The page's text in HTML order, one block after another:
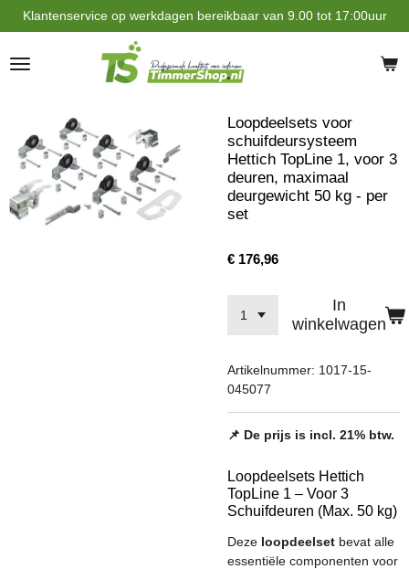
Ga
direct
naar
de
Klantenservice op werkdagen bereikbaar van 9.00 tot 17:00uur
Loopdeelsets voor
schuifdeursysteem
Hettich TopLine 1, voor 3
deuren, maximaal
deurgewicht 50 kg - per
set
€ 176,96
In
winkelwagen
Artikelnummer: 1017-15-
045077
📌 De prijs is incl. 21% btw.
Loopdeelsets Hettich
TopLine 1 – Voor 3
Schuifdeuren (Max. 50 kg)
Deze loopdeelset bevat alle
essentiële componenten voor